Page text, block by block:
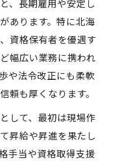
、長期雇用や安定し
あります。特に北海
資格保有者を優遇す
幅広い業務に携われ
や法令改正にも柔軟
頼も厚くなります。
して、最初は現場作
昇給や昇進を果たし
手当や資格取得支援